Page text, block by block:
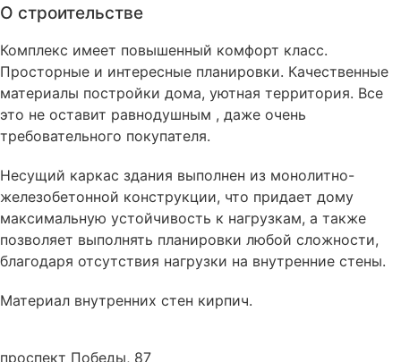
О строительстве
Комплекс имеет повышенный комфорт класс.
Просторные и интересные планировки. Качественные
материалы постройки дома, уютная территория. Все
это не оставит равнодушным , даже очень
требовательного покупателя.
Несущий каркас здания выполнен из монолитно-
железобетонной конструкции, что придает дому
максимальную устойчивость к нагрузкам, а также
позволяет выполнять планировки любой сложности,
благодаря отсутствия нагрузки на внутренние стены.
Материал внутренних стен кирпич.
проспект Победы, 87